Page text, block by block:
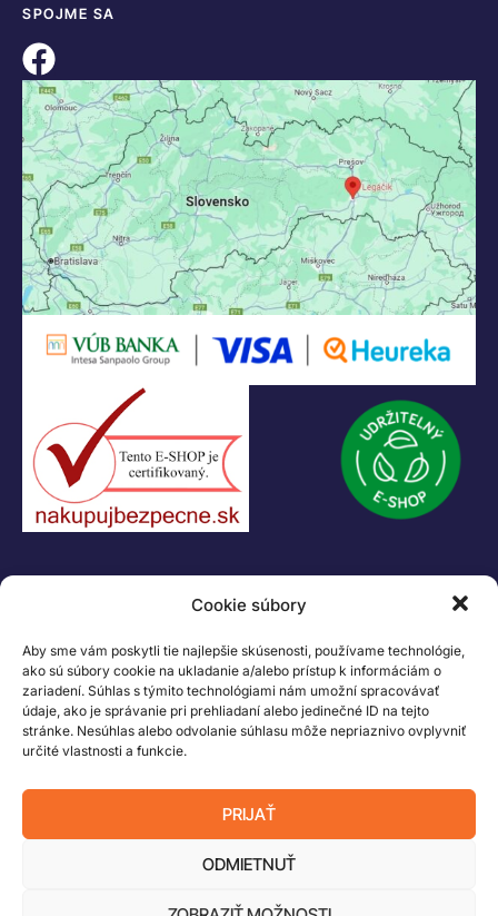
Cookie súbory
Aby sme vám poskytli tie najlepšie skúsenosti, používame technológie,
ako sú súbory cookie na ukladanie a/alebo prístup k informáciám o
zariadení. Súhlas s týmito technológiami nám umožní spracovávať
údaje, ako je správanie pri prehliadaní alebo jedinečné ID na tejto
stránke. Nesúhlas alebo odvolanie súhlasu môže nepriaznivo ovplyvniť
určité vlastnosti a funkcie.
PRIJAŤ
ODMIETNUŤ
SPOJME SA
+421 907 919 608
legacik@legacik.sk
Legáčik s.r.o
Hrnčiarska 2/A
04001 Košice
IČ DPH: SK2023978330